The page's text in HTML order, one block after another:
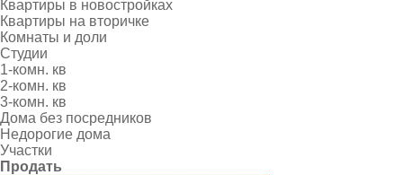
Квартиры в новостройках
Квартиры на вторичке
Комнаты и доли
Студии
1-комн. кв
2-комн. кв
3-комн. кв
Дома без посредников
Недорогие дома
Участки
Продать